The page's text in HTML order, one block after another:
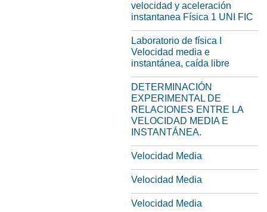
velocidad y aceleración
instantanea Física 1 UNI FIC
Laboratorio de física I
Velocidad media e
instantánea, caída libre
DETERMINACIÓN
EXPERIMENTAL DE
RELACIONES ENTRE LA
VELOCIDAD MEDIA E
INSTANTÁNEA.
Velocidad Media
Velocidad Media
Velocidad Media